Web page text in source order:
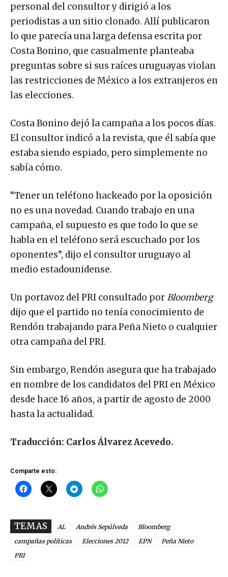
personal del consultor y dirigió a los
periodistas a un sitio clonado. Allí publicaron
lo que parecía una larga defensa escrita por
Costa Bonino, que casualmente planteaba
preguntas sobre si sus raíces uruguayas violan
las restricciones de México a los extranjeros en
las elecciones.
Costa Bonino dejó la campaña a los pocos días.
El consultor indicó a la revista, que él sabía que
estaba siendo espiado, pero simplemente no
sabía cómo.
“Tener un teléfono hackeado por la oposición
no es una novedad. Cuando trabajo en una
campaña, el supuesto es que todo lo que se
habla en el teléfono será escuchado por los
oponentes”, dijo el consultor uruguayo al
medio estadounidense.
Un portavoz del PRI consultado porBloomberg
dijo que el partido no tenía conocimiento de
Rendón trabajando para Peña Nieto o cualquier
otra campaña del PRI.
Sin embargo, Rendón asegura que ha trabajado
en nombre de los candidatos del PRI en México
desde hace 16 años, a partir de agosto de 2000
hasta la actualidad.
Traducción: Carlos Álvarez Acevedo.
Comparte esto:
TEMAS AL Andrés Sepúlveda
Bloomberg
campañas políticas
Elecciones 2012 EPN
Peña Nieto
PRI